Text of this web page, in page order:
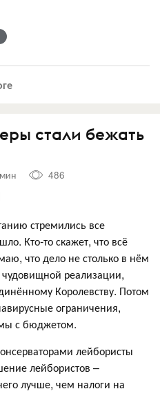
стали бежать
486
стремились все
Кто-то скажет, что всё
что дело не столько в нём
реализации,
Королевству. Потом
ограничения,
с бюджетом.
лейбористы
лейбористов –
лучше, чем налоги на